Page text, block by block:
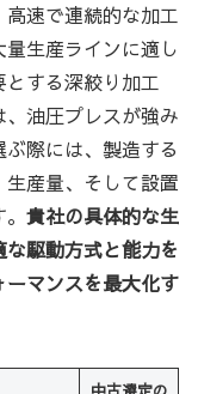
速で連続的な加工
生産ラインに適し
する深絞り加工
油圧プレスが強み
際には、製造する
産量、そして設置
貴社の具体的な生
駆動方式と能力を
マンスを最大化す
中古選定の